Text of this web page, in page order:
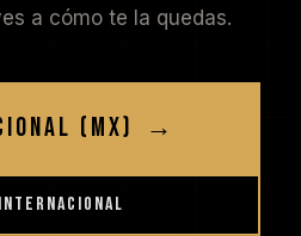
a cómo te la quedas.
(MX) →